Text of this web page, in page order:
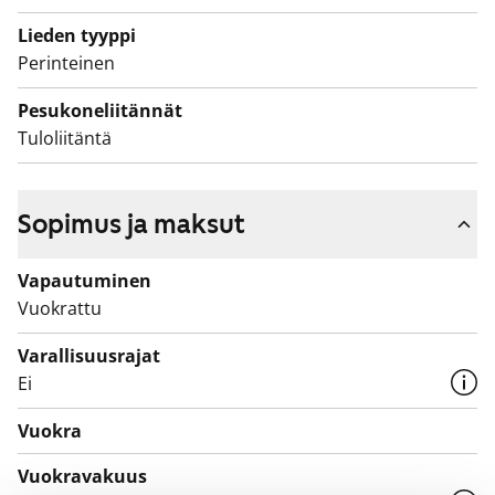
takautuvasti, kun remontti on päättynyt.
Lieden tyyppi
Perinteinen
Pesukoneliitännät
Tuloliitäntä
Sopimus ja maksut
Vapautuminen
Vuokrattu
Varallisuusrajat
Ei
Vuokra
Vuokravakuus